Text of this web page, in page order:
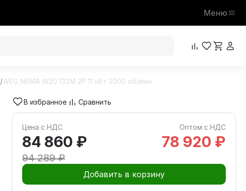
Меню
94 289 ₽
/WEG NEMA W20 132M 2P 11 кВт 3000 об/мин
В избранное Сравнить
Цена с НДС Оптом с НДС
84 860 ₽
94 289 ₽
78 920 ₽
Добавить в корзину